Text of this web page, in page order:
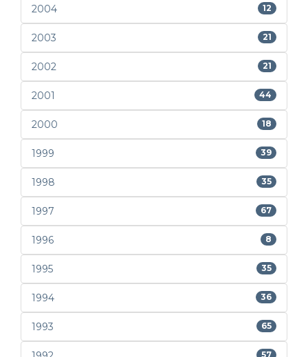
2004 12
2003 21
2002 21
2001 44
2000 18
1999 39
1998 35
1997 67
1996 8
1995 35
1994 36
1993 65
57